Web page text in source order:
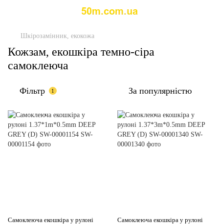
Шкірозамінник, екокожа
Кожзам, екошкіра темно-сіра
самоклеюча
Фільтр 1 За популярністю
Самоклеюча екошкіра у рулоні
Самоклеюча екошкіра у рулоні